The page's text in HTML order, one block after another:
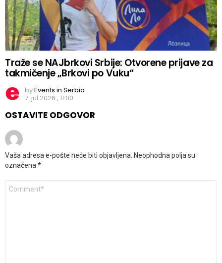
Traže se NAJbrkovi Srbije: Otvorene prijave za
takmičenje „Brkovi po Vuku“
byEvents in Serbia
7. jul 2026., 11:00
OSTAVITE ODGOVOR
Vaša adresa e-pošte neće biti objavljena. Neophodna polja su
označena *
Komentar